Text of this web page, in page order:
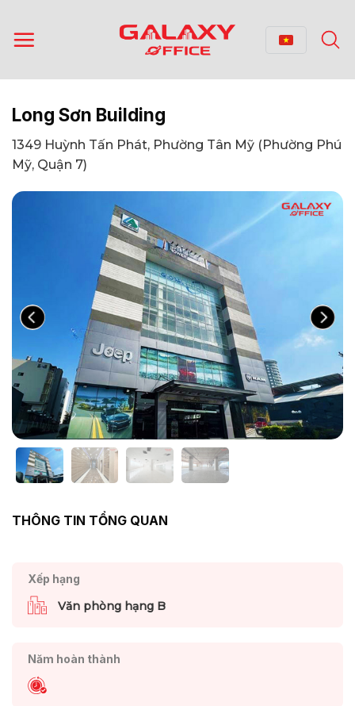
qua
nội
Long Sơn Building
1349 Huỳnh Tấn Phát, Phường Tân Mỹ (Phường Phú
Mỹ, Quận 7)
THÔNG TIN TỔNG QUAN
Xếp hạng
Văn phòng hạng B
Năm hoàn thành